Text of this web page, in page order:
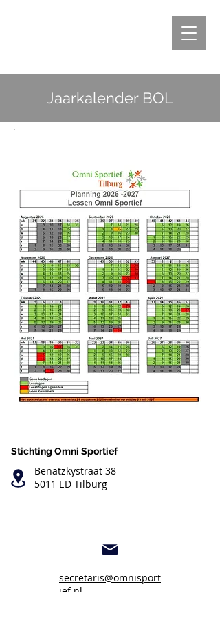
Jaarkalender BOL
Stichting Omni Sportief
Benatzkystraat 38
5011 ED Tilburg
secretaris@omnisport
ief.nl